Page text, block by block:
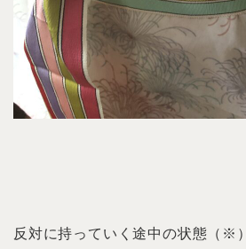
反対に持っていく途中の状態（※）